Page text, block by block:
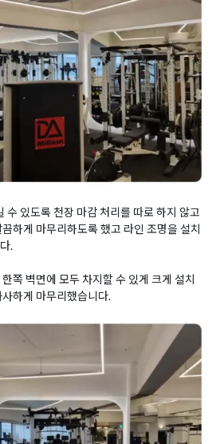
수 있도록 천장 마감 처리를 따로 하지 않고
하게 마무리하도록 했고 라인 조명을 설치
.
쪽 벽면에 모두 차지할 수 있게 크게 설치
하게 마무리했습니다.